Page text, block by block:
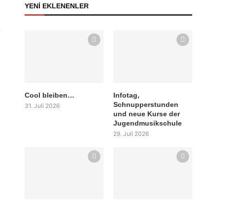
YENİ EKLENENLER
Cool bleiben…
31. Juli 2026
Infotag,
Schnupperstunden
und neue Kurse der
Jugendmusikschule
29. Juli 2026